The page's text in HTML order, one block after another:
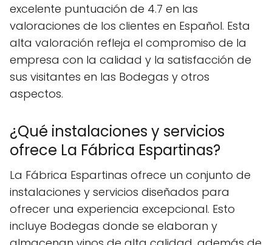
excelente puntuación de 4.7 en las
valoraciones de los clientes en Español. Esta
alta valoración refleja el compromiso de la
empresa con la calidad y la satisfacción de
sus visitantes en las Bodegas y otros
aspectos.
¿Qué instalaciones y servicios
ofrece La Fábrica Espartinas?
La Fábrica Espartinas ofrece un conjunto de
instalaciones y servicios diseñados para
ofrecer una experiencia excepcional. Esto
incluye Bodegas donde se elaboran y